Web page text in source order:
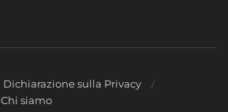
Dichiarazione sulla Privacy
Chi siamo